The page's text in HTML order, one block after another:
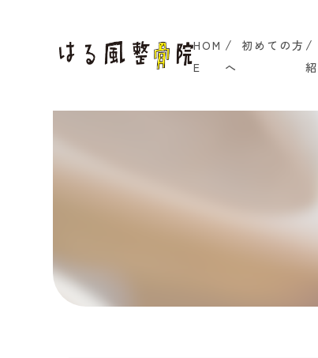
HOM
E
初めての方
へ